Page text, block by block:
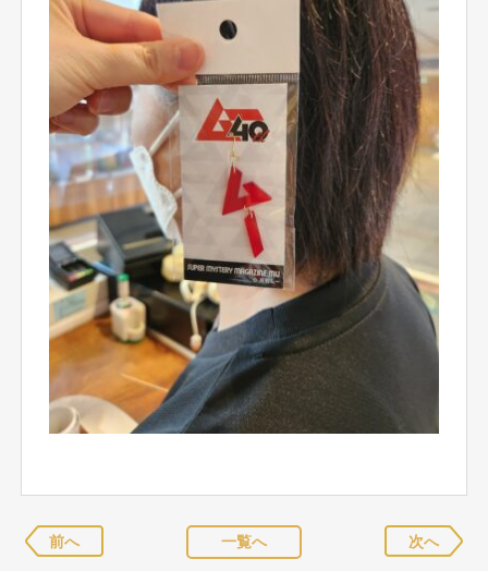
前へ 一覧へ 次へ